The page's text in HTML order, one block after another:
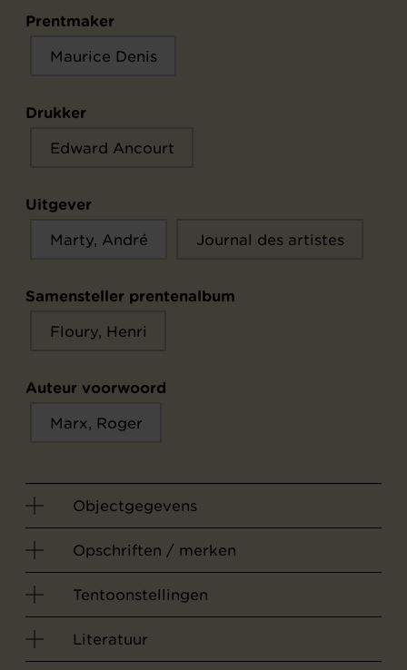
Prentmaker
Maurice Denis
Drukker
Edward Ancourt
Uitgever
Marty, André Journal des artistes
Samensteller prentenalbum
Floury, Henri
Auteur voorwoord
Marx, Roger
Objectgegevens
Opschriften / merken
Tentoonstellingen
Literatuur